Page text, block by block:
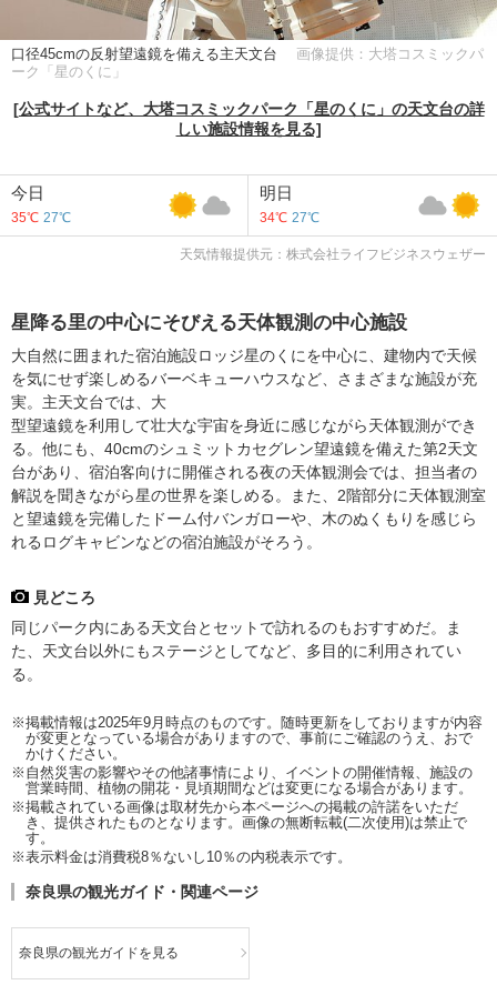
口径45cmの反射望遠鏡を備える主天文台
画像提供：大塔コスミックパ
ーク「星のくに」
[公式サイトなど、大塔コスミックパーク「星のくに」の天文台の詳
しい施設情報を見る]
今日
35℃ 27℃
明日
34℃ 27℃
天気情報提供元：株式会社ライフビジネスウェザー
星降る里の中心にそびえる天体観測の中心施設
大自然に囲まれた宿泊施設ロッジ星のくにを中心に、建物内で天候
を気にせず楽しめるバーベキューハウスなど、さまざまな施設が充
実。主天文台では、大
型望遠鏡を利用して壮大な宇宙を身近に感じながら天体観測ができ
る。他にも、40cmのシュミットカセグレン望遠鏡を備えた第2天文
台があり、宿泊客向けに開催される夜の天体観測会では、担当者の
解説を聞きながら星の世界を楽しめる。また、2階部分に天体観測室
と望遠鏡を完備したドーム付バンガローや、木のぬくもりを感じら
れるログキャビンなどの宿泊施設がそろう。
見どころ
同じパーク内にある天文台とセットで訪れるのもおすすめだ。ま
た、天文台以外にもステージとしてなど、多目的に利用されてい
る。
※掲載情報は2025年9月時点のものです。随時更新をしておりますが内容
が変更となっている場合がありますので、事前にご確認のうえ、おで
かけください。
※自然災害の影響やその他諸事情により、イベントの開催情報、施設の
営業時間、植物の開花・見頃期間などは変更になる場合があります。
※掲載されている画像は取材先から本ページへの掲載の許諾をいただ
き、提供されたものとなります。画像の無断転載(二次使用)は禁止で
す。
※表示料金は消費税8％ないし10％の内税表示です。
奈良県の観光ガイド・関連ページ
奈良県の観光ガイドを見る